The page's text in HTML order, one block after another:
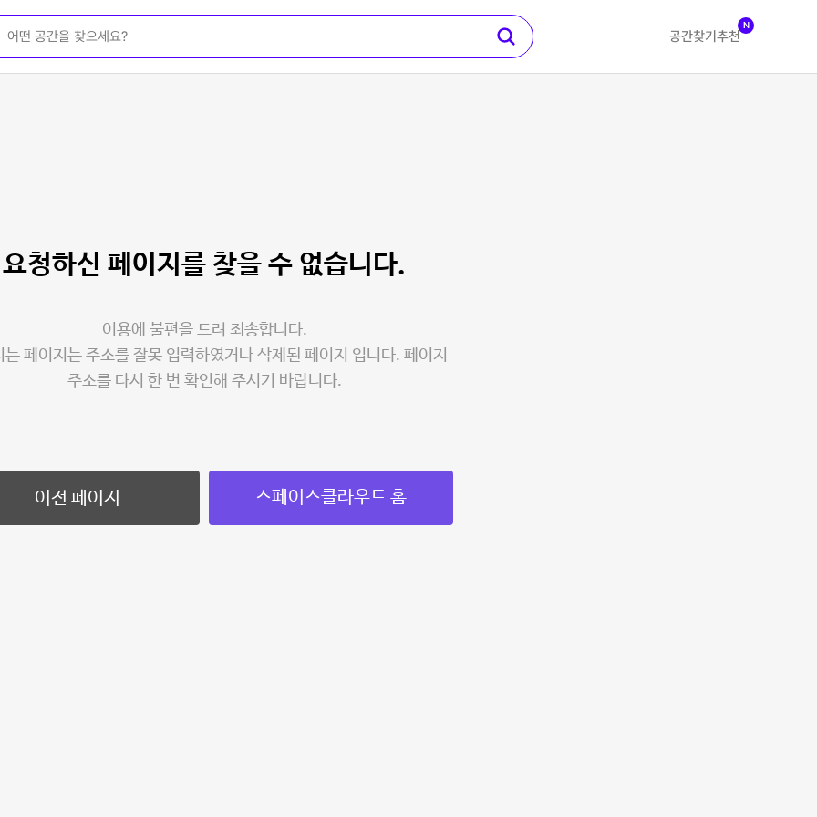
공간찾기 추천
N
요청하신 페이지를 찾을 수 없습니다.
이용에 불편을 드려 죄송합니다.
는 페이지는 주소를 잘못 입력하였거나 삭제된 페이지 입니다. 페이지
주소를 다시 한 번 확인해 주시기 바랍니다.
이전 페이지 스페이스클라우드 홈